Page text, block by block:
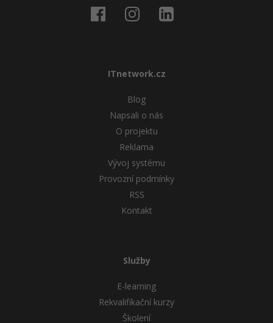
ITnetwork.cz
Blog
Napsali o nás
O projektu
Reklama
Vývoj systému
Provozní podmínky
RSS
Kontakt
Služby
E-learning
Rekvalifikační kurzy
Školení